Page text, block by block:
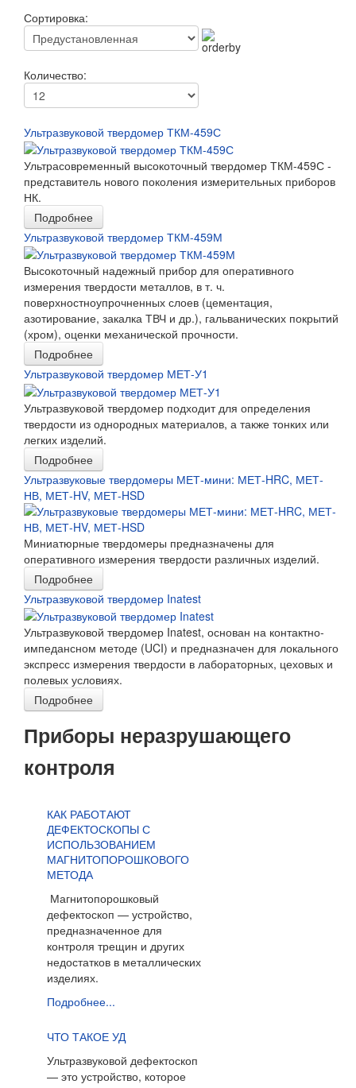
Сортировка:
Количество:
Ультразвуковой твердомер ТКМ-459С
Ультрасовременный высокоточный твердомер ТКМ-459С -
представитель нового поколения измерительных приборов
НК.
Подробнее
Ультразвуковой твердомер ТКМ-459М
Высокоточный надежный прибор для оперативного
измерения твердости металлов, в т. ч.
поверхностноупрочненных слоев (цементация,
азотирование, закалка ТВЧ и др.), гальванических покрытий
(хром), оценки механической прочности.
Подробнее
Ультразвуковой твердомер МЕТ-У1
Ультразвуковой твердомер подходит для определения
твердости из однородных материалов, а также тонких или
легких изделий.
Подробнее
Ультразвуковые твердомеры МЕТ-мини: МЕТ-HRC, МЕТ-
НВ, МЕТ-HV, МЕТ-HSD
Миниатюрные твердомеры предназначены для
оперативного измерения твердости различных изделий.
Подробнее
Ультразвуковой твердомер Inatest
Ультразвуковой твердомер Inatest, основан на контактно-
импедансном методе (UCI) и предназначен для локального
экспресс измерения твердости в лабораторных, цеховых и
полевых условиях.
Подробнее
Приборы неразрушающего
контроля
КАК РАБОТАЮТ
ДЕФЕКТОСКОПЫ С
ИСПОЛЬЗОВАНИЕМ
МАГНИТОПОРОШКОВОГО
МЕТОДА
Магнитопорошковый
дефектоскоп — устройство,
предназначенное для
контроля трещин и других
недостатков в металлических
изделиях.
Подробнее...
ЧТО ТАКОЕ УД
Ультразвуковой дефектоскоп
— это устройство, которое